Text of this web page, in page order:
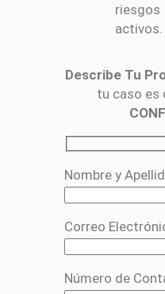
activos.
Describe Tu
tu caso es
Nombre y
Correo
Número de